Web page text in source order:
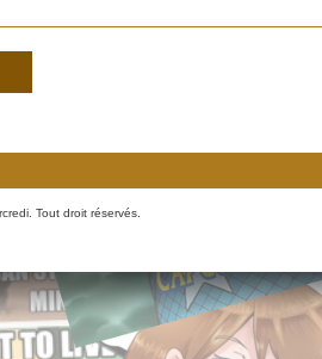
Tout droit réservés.